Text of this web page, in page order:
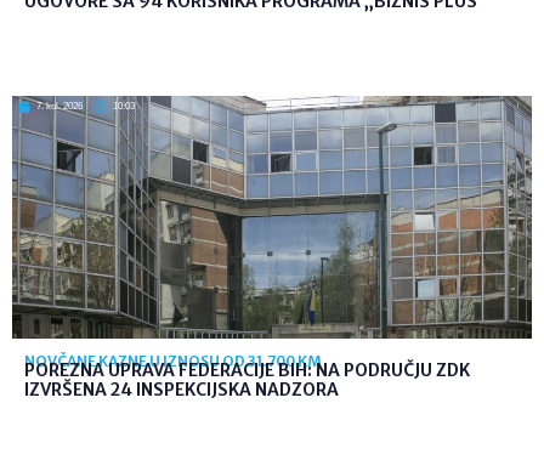
7. kol. 2026 10:03
NOVČANE KAZNE U IZNOSU OD 31.700 KM
POREZNA UPRAVA FEDERACIJE BIH: NA PODRUČJU ZDK
IZVRŠENA 24 INSPEKCIJSKA NADZORA